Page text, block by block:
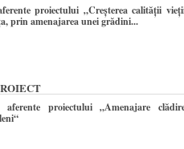
proiectului „Creșterea calității
prin amenajarea unei grădini...
proiectului „Amenajare